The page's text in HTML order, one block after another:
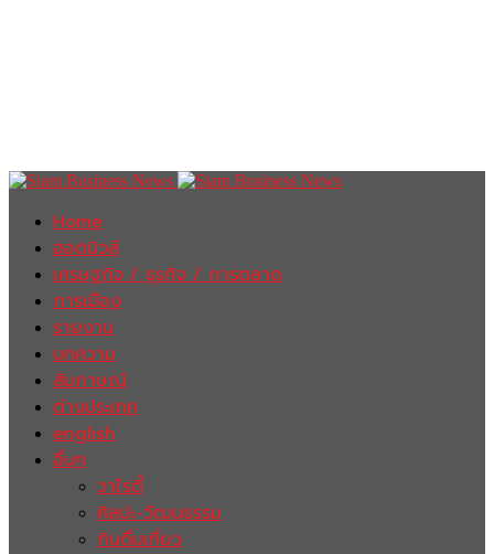
Home
ฮอตนิวส์
เศรษฐกิจ / ธุรกิจ / การตลาด
การเมือง
รายงาน
บทความ
สัมภาษณ์
ต่างประเทศ
english
อื่นๆ
วาไรตี้
ศิลปะ-วัฒนธรรม
กินดื่มเที่ยว